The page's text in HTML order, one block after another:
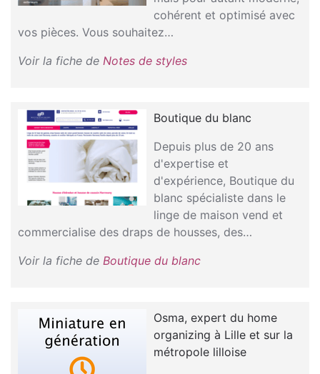
cohérent et optimisé avec
vos pièces. Vous souhaitez…
Voir la fiche de Notes de styles
Boutique du blanc
Depuis plus de 20 ans
d'expertise et
d'expérience, Boutique du
blanc spécialiste dans le
linge de maison vend et
commercialise des draps de housses, des…
Voir la fiche de Boutique du blanc
Osma, expert du home
organizing à Lille et sur la
métropole lilloise